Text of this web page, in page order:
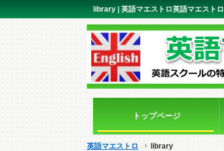
library | 英語マエストロ英語マエストロ
トップページ
英語マエストロ library